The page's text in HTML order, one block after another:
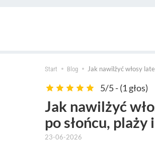
Start Blog Jak nawilżyć włosy
5/5 - (1 głos)
Jak nawilżyć
po słońcu, plaży
23-06-2026